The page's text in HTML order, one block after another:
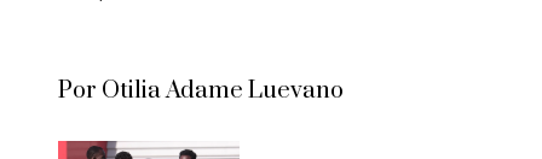
Por Otilia Adame Luevano